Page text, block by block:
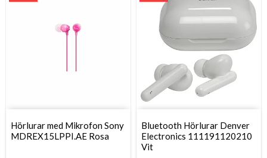
Hörlurar med Mikrofon Sony
MDREX15LPPI.AE Rosa
Bluetooth Hörlurar Denver
Electronics 111191120210
Vit